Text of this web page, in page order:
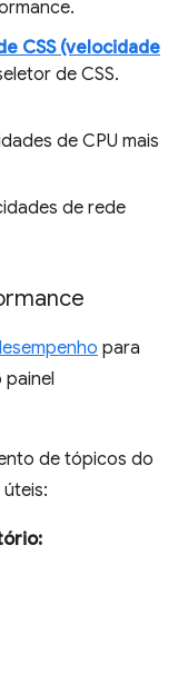
CSS (velocidade
de CSS.
de CPU mais
de rede
para
de tópicos do